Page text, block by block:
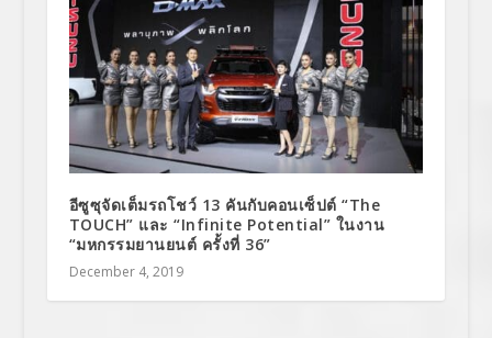
อีซูซุจัดเต็มรถโชว์ 13 คันกับคอนเซ็ปต์ “The
TOUCH” และ “Infinite Potential” ในงาน
“มหกรรมยานยนต์ ครั้งที่ 36”
December 4, 2019